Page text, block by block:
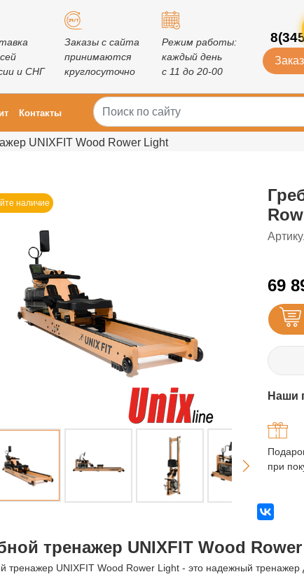
и СНГ
Заказы с сайта
принимаются
круглосуточно
Режим работы:
каждый день
с 11 до 20-00
Контакты
UNIXFIT Wood Rower Light
наличие
69
Наши
при
тренажер UNIXFIT Wood
тренажер UNIXFIT Wood Rower Light - это надежный тренажер